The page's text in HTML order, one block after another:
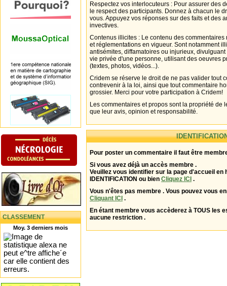
CLASSEMENT
Moy. 3 derniers mois
Respectez vos interlocuteurs : Pour assurer des
le respect des participants. Donnez à chacun le
vous. Appuyez vos réponses sur des faits et des
invectives.
Contenus illicites : Le contenu des
et réglementations en vigueur. Sont notamment
antisémites, diffamatoires ou injurieux,
vie privée d'une personne, utilisant des oeuvres
(textes, photos, vidéos...).
Cridem se réserve le droit de ne pas valider tout
contrevenir à la loi, ainsi que tout commentaire
grossier. Merci pour votre participation à Cridem!
Les commentaires et propos sont la propriété de
que leur avis, opinion et responsabilité.
Pour poster un commentaire il faut être
Si vous avez déjà un accès membre .
Veuillez vous identifier sur la page d'accueil en
IDENTIFICATION ou bien Cliquez ICI .
Vous n'êtes pas membre . Vous pouvez vous
Cliquant ICI .
En étant membre vous accèderez à TOUS les
aucune restriction .